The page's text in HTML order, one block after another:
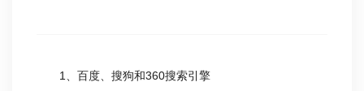
1、百度、搜狗和360搜索引擎